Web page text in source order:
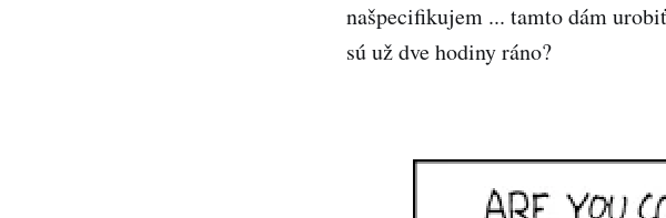
našpecifikujem ... tamto dám
sú už dve hodiny ráno?